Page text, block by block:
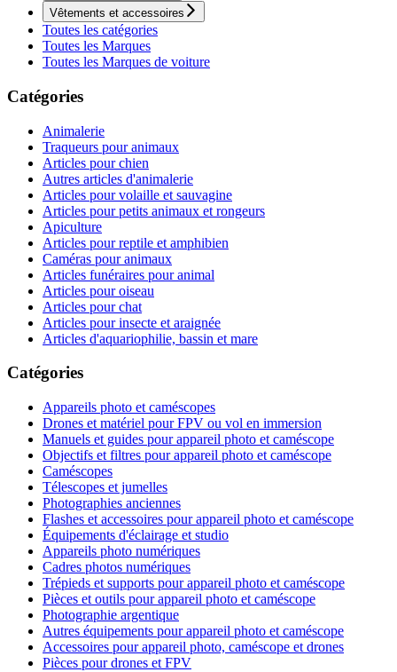
Vêtements et accessoires
Toutes les catégories
Toutes les Marques
Toutes les Marques de voiture
Catégories
Animalerie
Traqueurs pour animaux
Articles pour chien
Autres articles d'animalerie
Articles pour volaille et sauvagine
Articles pour petits animaux et rongeurs
Apiculture
Articles pour reptile et amphibien
Caméras pour animaux
Articles funéraires pour animal
Articles pour oiseau
Articles pour chat
Articles pour insecte et araignée
Articles d'aquariophilie, bassin et mare
Catégories
Appareils photo et caméscopes
Drones et matériel pour FPV ou vol en immersion
Manuels et guides pour appareil photo et caméscope
Objectifs et filtres pour appareil photo et caméscope
Caméscopes
Télescopes et jumelles
Photographies anciennes
Flashes et accessoires pour appareil photo et caméscope
Équipements d'éclairage et studio
Appareils photo numériques
Cadres photos numériques
Trépieds et supports pour appareil photo et caméscope
Pièces et outils pour appareil photo et caméscope
Photographie argentique
Autres équipements pour appareil photo et caméscope
Accessoires pour appareil photo, caméscope et drones
Pièces pour drones et FPV